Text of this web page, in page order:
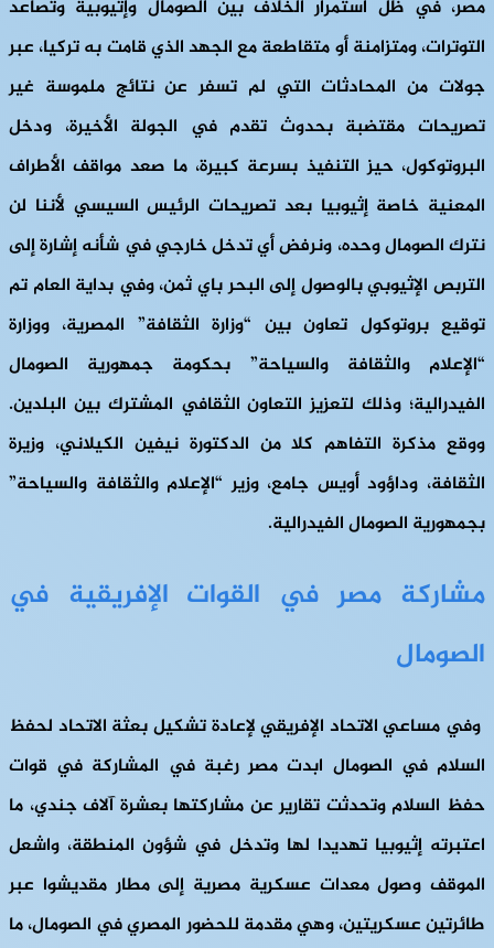
مصر، في ظل استمرار الخلاف بين الصومال وإثيوبية وتصاعد
التوترات، ومتزامنة أو متقاطعة مع الجهد الذي قامت به تركيا، عبر
جولات من المحادثات التي لم تسفر عن نتائج ملموسة غير
تصريحات مقتضبة بحدوث تقدم في الجولة الأخيرة، ودخل
البروتوكول، حيز التنفيذ بسرعة كبيرة، ما صعد مواقف الأطراف
المعنية خاصة إثيوبيا بعد تصريحات الرئيس السيسي لأننا لن
نترك الصومال وحده، ونرفض أي تدخل خارجي في شأنه إشارة إلى
التربص الإثيوبي بالوصول إلى البحر باي ثمن، وفي بداية العام تم
توقيع بروتوكول تعاون بين “وزارة الثقافة” المصرية، ووزارة
“الإعلام والثقافة والسياحة” بحكومة جمهورية الصومال
الفيدرالية؛ وذلك لتعزيز التعاون الثقافي المشترك بين البلدين.
ووقع مذكرة التفاهم كلا من الدكتورة نيفين الكيلاني، وزيرة
الثقافة، وداؤود أويس جامع، وزير “الإعلام والثقافة والسياحة”
بجمهورية الصومال الفيدرالية.
مشاركة مصر في القوات الإفريقية في
الصومال
وفي مساعي الاتحاد الإفريقي لإعادة تشكيل بعثة الاتحاد لحفظ
السلام في الصومال ابدت مصر رغبة في المشاركة في قوات
حفظ السلام وتحدثت تقارير عن مشاركتها بعشرة آلاف جندي، ما
اعتبرته إثيوبيا تهديدا لها وتدخل في شؤون المنطقة، واشعل
الموقف وصول معدات عسكرية مصرية إلى مطار مقديشوا عبر
طائرتين عسكريتين، وهي مقدمة للحضور المصري في الصومال، ما